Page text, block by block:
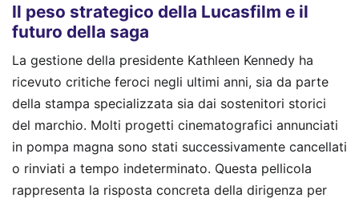
Il peso strategico della Lucasfilm e il
futuro della saga
La gestione della presidente Kathleen Kennedy ha
ricevuto critiche feroci negli ultimi anni, sia da parte
della stampa specializzata sia dai sostenitori storici
del marchio. Molti progetti cinematografici annunciati
in pompa magna sono stati successivamente cancellati
o rinviati a tempo indeterminato. Questa pellicola
rappresenta la risposta concreta della dirigenza per